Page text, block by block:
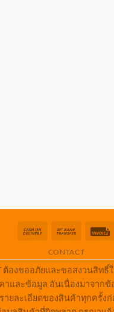
Cash
Delivery
Bank
CONTACT
ต้องขออภัยและขอสงวนสิทธิ์
าและข้อมูล อันเนื่องมาจาก
ายละเอียดของสินค้าทุกครั้ง